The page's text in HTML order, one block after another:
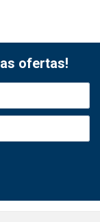
ofertas!